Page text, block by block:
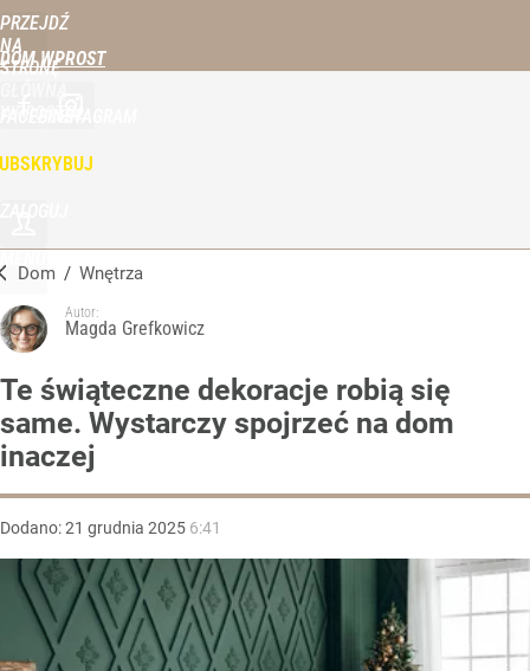
PRZEJDŹ
NA
STRONĘ
DOM WPROST
Dom / Wnętrza
Autor:
Magda Grefkowicz
Te świąteczne dekoracje robią się
same. Wystarczy spojrzeć na dom
inaczej
Dodano:21 grudnia 2025 6:41